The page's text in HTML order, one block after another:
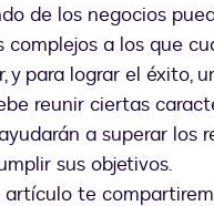
emprendedor
de los negocios
complejos a los que
y para lograr el éxito,
reunir ciertas
a superar los
sus objetivos.
artículo te